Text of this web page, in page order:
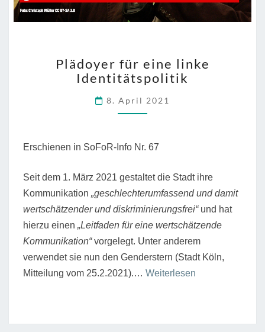
FÜR
EINE
IDENTITÄTSPOLITIK
Plädoyer für eine linke
Identitätspolitik
8. April 2021
Erschienen in SoFoR-Info Nr. 67
Seit dem 1. März 2021 gestaltet die Stadt ihre
Kommunikation „geschlechterumfassend und damit
wertschätzender und diskriminierungsfrei“und hat
hierzu einen „Leitfaden für eine wertschätzende
Kommunikation“vorgelegt. Unter anderem
verwendet sie nun den Genderstern (Stadt Köln,
Mitteilung vom 25.2.2021).… Weiterlesen